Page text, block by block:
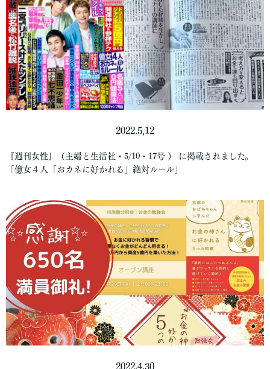
2022.5,12
『週刊女性』（主婦と生活社・5/10・17号 ） に掲載されました。
「億女４人「おカネに好かれる」絶対ルール」
2022.4.30